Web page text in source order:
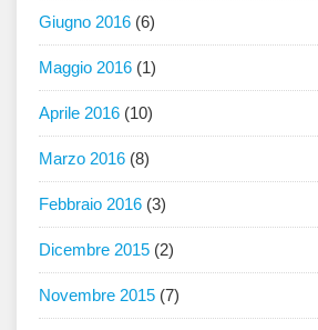
Giugno 2016 (6)
Maggio 2016 (1)
Aprile 2016 (10)
Marzo 2016 (8)
Febbraio 2016 (3)
Dicembre 2015 (2)
Novembre 2015 (7)